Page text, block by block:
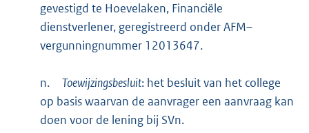
gevestigd te Hoevelaken, Financiële
dienstverlener, geregistreerd onder AFM–
vergunningnummer 12013647.
n. Toewijzingsbesluit: het besluit van het college
op basis waarvan de aanvrager een aanvraag kan
doen voor de lening bij SVn.